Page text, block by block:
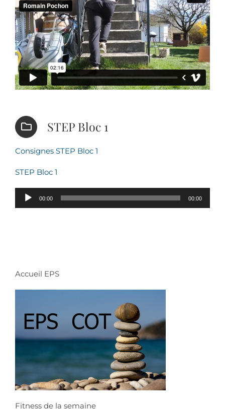
STEP Bloc 1
Consignes STEP Bloc 1
STEP Bloc 1
Lecteur
audio
00:00 00:00
Accueil EPS
Fitness de la semaine